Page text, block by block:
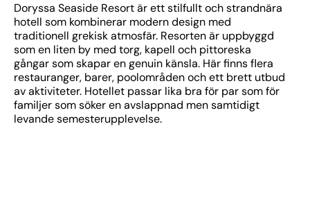
Doryssa Seaside Resort är ett stilfullt och strandnära
hotell som kombinerar modern design med
traditionell grekisk atmosfär. Resorten är uppbyggd
som en liten by med torg, kapell och pittoreska
gångar som skapar en genuin känsla. Här finns flera
restauranger, barer, poolområden och ett brett utbud
av aktiviteter. Hotellet passar lika bra för par som för
familjer som söker en avslappnad men samtidigt
levande semesterupplevelse.